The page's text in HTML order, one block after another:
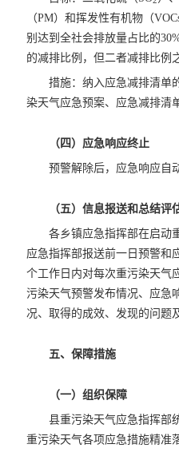
（PM）和挥发性有机物（
别达到全社会排放量占比的
的减排比例，但二者减排比例
措施：纳入应急减排清单
染天气应急预案、应急减排清
（四）应急响应终止
预警解除后，应急响应自
（五）信息报送和总结评
各乡镇应急指挥部在启动
应急指挥部报送前一日预警和
个工作日内对每次重污染天气
污染天气预警发布情况、应急
况、取得的成效、发现的问题
五、保障措施
（一）组织保障
县重污染天气应急指挥部
重污染天气各项应急措施精准